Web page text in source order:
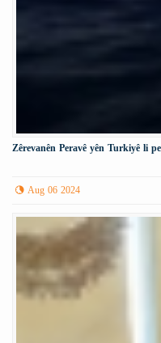
Zêrevanên Peravê yên Turkiyê li
Aug 06 2024